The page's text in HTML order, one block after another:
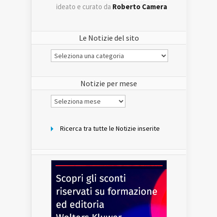
ideato e curato da Roberto Camera
Le Notizie del sito
Le
Notizie
Notizie per mese
Notizie
per
Ricerca tra tutte le Notizie inserite